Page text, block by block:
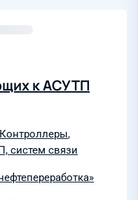
к АСУТП
,
систем связи